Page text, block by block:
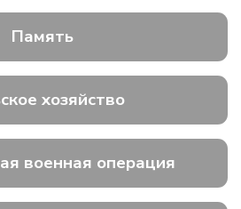
Память
хозяйство
военная операция